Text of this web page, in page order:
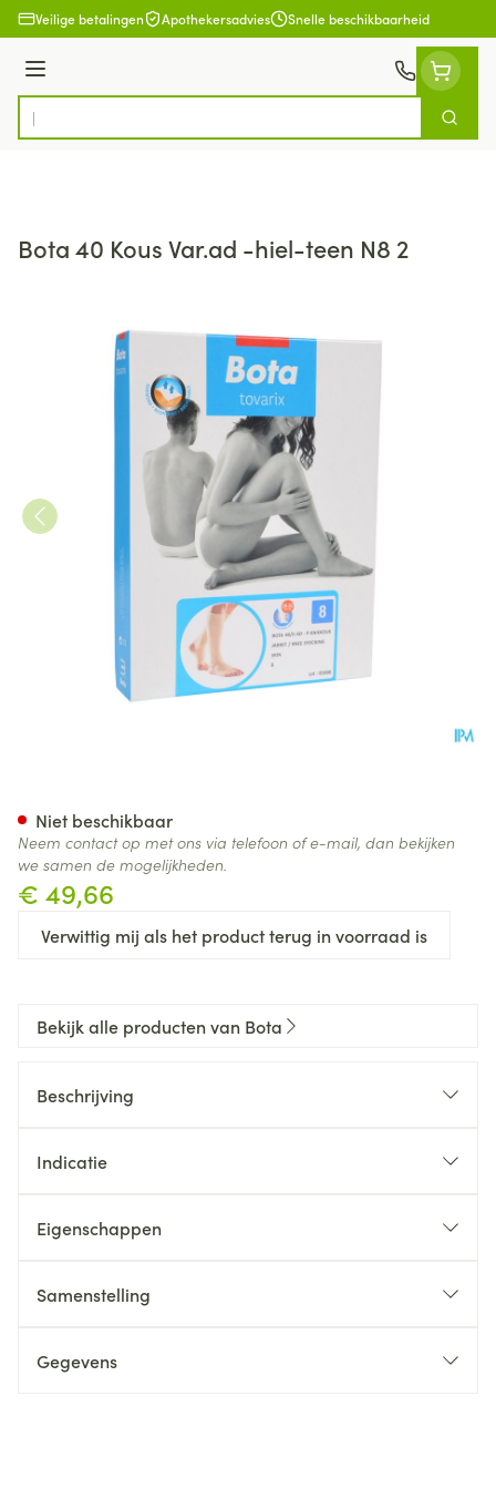
Ga naar de inhoud
Veilige betalingen Apothekersadvies Snelle beschikbaarheid
Menu
Product, merk, categorie...
Zoek
Bota 40 Kous Var.ad -hiel-teen N8 2
€ 49,66
Verwittig mij als het product terug in voorraad is
Niet beschikbaar
Neem contact op met ons via telefoon of e-mail, dan bekijken
we samen de mogelijkheden.
Bekijk alle producten van Bota
Beschrijving
Indicatie
Eigenschappen
Samenstelling
Gegevens